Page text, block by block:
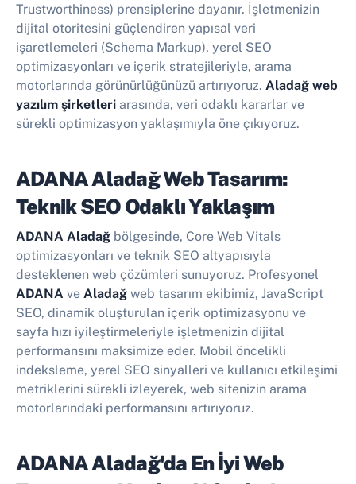
Trustworthiness) prensiplerine dayanır. İşletmenizin
dijital otoritesini güçlendiren yapısal veri
işaretlemeleri (Schema Markup), yerel SEO
optimizasyonları ve içerik stratejileriyle, arama
motorlarında görünürlüğünüzü artırıyoruz. Aladağ web
yazılım şirketleri arasında, veri odaklı kararlar ve
sürekli optimizasyon yaklaşımıyla öne çıkıyoruz.
ADANA Aladağ Web Tasarım:
Teknik SEO Odaklı Yaklaşım
ADANA Aladağ bölgesinde, Core Web Vitals
optimizasyonları ve teknik SEO altyapısıyla
desteklenen web çözümleri sunuyoruz. Profesyonel
ADANA ve Aladağ web tasarım ekibimiz, JavaScript
SEO, dinamik oluşturulan içerik optimizasyonu ve
sayfa hızı iyileştirmeleriyle işletmenizin dijital
performansını maksimize eder. Mobil öncelikli
indeksleme, yerel SEO sinyalleri ve kullanıcı etkileşimi
metriklerini sürekli izleyerek, web sitenizin arama
motorlarındaki performansını artırıyoruz.
ADANA Aladağ'da En İyiWeb